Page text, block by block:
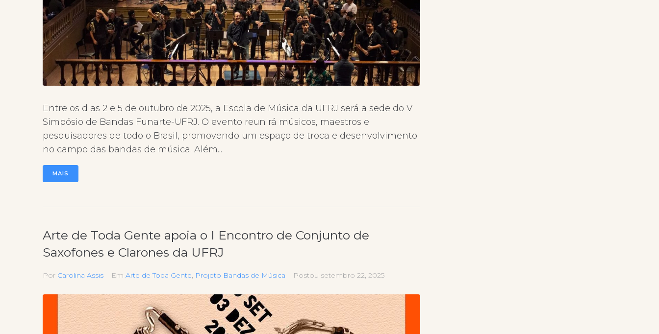
Entre os dias 2 e 5 de outubro de 2025, a Escola de Música da UFRJ será a sede do V
Simpósio de Bandas Funarte-UFRJ. O evento reunirá músicos, maestros e
pesquisadores de todo o Brasil, promovendo um espaço de troca e desenvolvimento
no campo das bandas de música. Além...
MAIS
Arte de Toda Gente apoia o I Encontro de Conjunto de
Saxofones e Clarones da UFRJ
Por Carolina Assis Em Arte de Toda Gente, Projeto Bandas de Música Postou setembro 22, 2025